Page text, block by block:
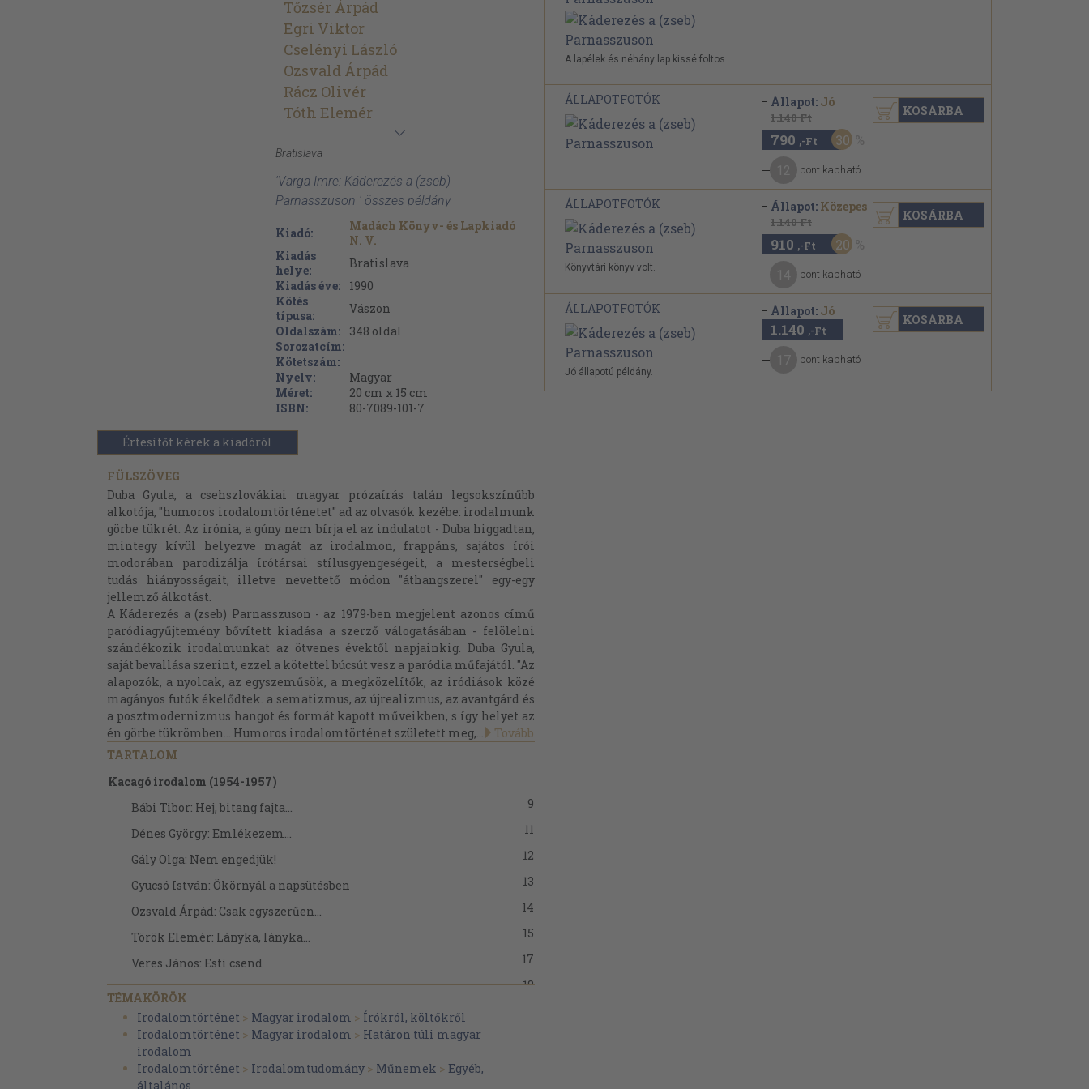
Tőzsér Árpád
Egri Viktor
Cselényi László
Ozsvald Árpád
Rácz Olivér
Tóth Elemér
Bratislava
'Varga Imre: Káderezés a (zseb)
Parnasszuson ' összes példány
Kiadó:
Madách Könyv- és Lapkiadó
N. V.
Kiadás
helye:
Bratislava
Kiadás éve:
1990
Kötés
típusa:
Vászon
Oldalszám:
348 oldal
Sorozatcím:
Kötetszám:
Nyelv:
Magyar
Méret:
20 cm x 15 cm
ISBN:
80-7089-101-7
Értesítőt kérek a kiadóról
FÜLSZÖVEG
Duba Gyula, a csehszlovákiai magyar prózaírás talán legsokszínűbb
alkotója, "humoros irodalomtörténetet" ad az olvasók kezébe: irodalmunk
görbe tükrét. Az irónia, a gúny nem bírja el az indulatot - Duba higgadtan,
mintegy kívül helyezve magát az irodalmon, frappáns, sajátos írói
modorában parodizálja írótársai stílusgyengeségeit, a mesterségbeli
tudás hiányosságait, illetve nevettető módon "áthangszerel" egy-egy
jellemző álkotást.
A Káderezés a (zseb) Parnasszuson - az 1979-ben megjelent azonos című
paródiagyűjtemény bővített kiadása a szerző válogatásában - felölelni
szándékozik irodalmunkat az ötvenes évektől napjainkig. Duba Gyula,
saját bevallása szerint, ezzel a kötettel búcsút vesz a paródia műfajától. "Az
alapozók, a nyolcak, az egyszeműsök, a megközelítők, az iródiások közé
magányos futók ékelődtek. a sematizmus, az újrealizmus, az avantgárd és
a posztmodernizmus hangot és formát kapott műveikben, s így helyet az
én görbe tükrömben... Humoros irodalomtörténet született meg,...
Tovább
TARTALOM
Kacagó irodalom (1954-1957)
Bábi Tibor: Hej, bitang fajta...
9
Dénes György: Emlékezem...
11
Gály Olga: Nem engedjük!
12
Gyucsó István: Ökörnyál a napsütésben
13
Ozsvald Árpád: Csak egyszerűen...
14
Török Elemér: Lányka, lányka...
15
Veres János: Esti csend
17
Mács József: Lelkiismeret
18
Mikus Sándor: Jóízű elbeszélés a falu
szocializálódásáról
Petrőci Bálint: Egy lány a sok közül
Egri Viktor: Pünkösdi örökség
TÉMAKÖRÖK
Irodalomtörténet > Magyar irodalom > Írókról, költőkről
Irodalomtörténet > Magyar irodalom > Határon túli magyar
irodalom
Irodalomtörténet > Irodalomtudomány > Műnemek > Egyéb,
általános
A lapélek és néhány lap kissé foltos.
ÁLLAPOTFOTÓK Állapot: Jó
1.140 Ft
790 ,-Ft 30
pont kapható
KOSÁRBA
ÁLLAPOTFOTÓK
Könyvtári könyv volt.
Állapot: Közepes
1.140 Ft
910 ,-Ft 20
pont kapható
KOSÁRBA
ÁLLAPOTFOTÓK
Jó állapotú példány.
Állapot: Jó
1.140 ,-Ft
pont kapható
KOSÁRBA